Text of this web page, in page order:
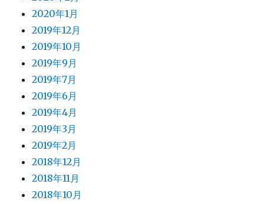
2020年1月
2019年12月
2019年10月
2019年9月
2019年7月
2019年6月
2019年4月
2019年3月
2019年2月
2018年12月
2018年11月
2018年10月